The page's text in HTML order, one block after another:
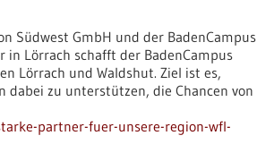
Südwest GmbH und der BadenCampus
Lörrach schafft der BadenCampus
Lörrach und Waldshut. Ziel ist es,
zu unterstützen, die Chancen von
partner-fuer-unsere-region-wfl-